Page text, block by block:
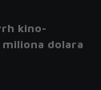
kino-
dolara